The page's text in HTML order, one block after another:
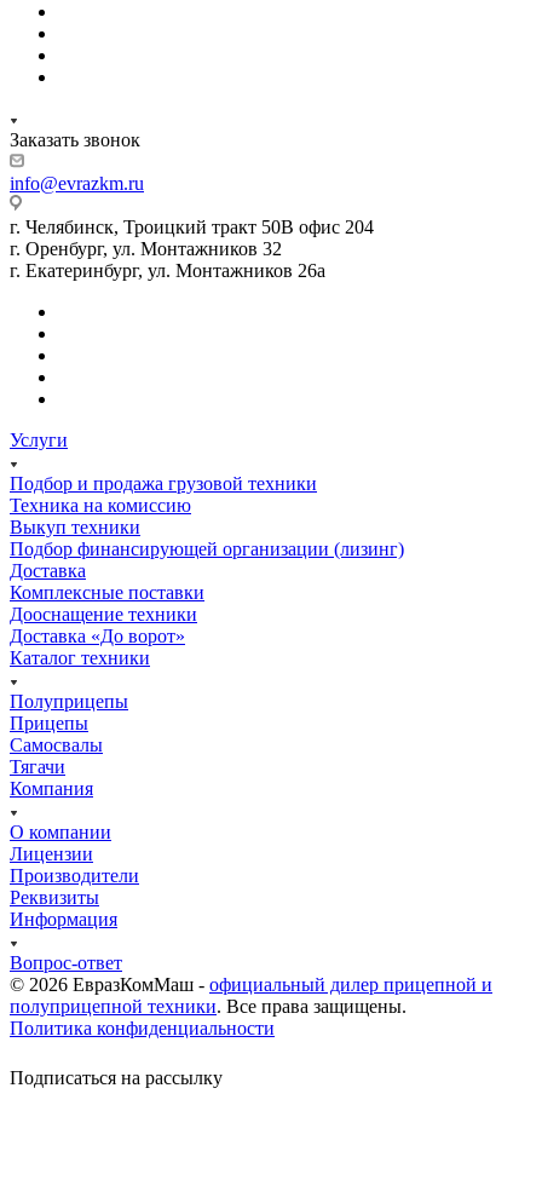
Заказать звонок
info@evrazkm.ru
г. Челябинск, Троицкий тракт 50В офис 204
г. Оренбург, ул. Монтажников 32
г. Екатеринбург, ул. Монтажников 26а
Услуги
Подбор и продажа грузовой техники
Техника на комиссию
Выкуп техники
Подбор финансирующей организации (лизинг)
Доставка
Комплексные поставки
Дооснащение техники
Доставка «До ворот»
Каталог техники
Полуприцепы
Прицепы
Самосвалы
Тягачи
Компания
О компании
Лицензии
Производители
Реквизиты
Информация
Вопрос-ответ
© 2026 ЕвразКомМаш - официальный дилер прицепной и
полуприцепной техники. Все права защищены.
Политика конфиденциальности
Подписаться на рассылку